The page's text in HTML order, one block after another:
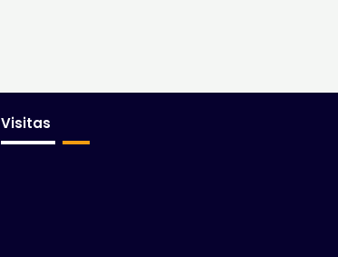
Visitas